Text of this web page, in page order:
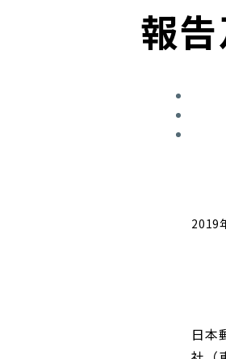
ローカル共創イニシアティブ
サステナビリティマネジメント
報
2019
日本